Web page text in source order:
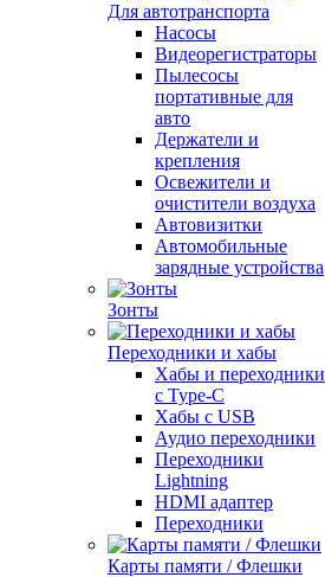
Для автотранспорта
Насосы
Видеорегистраторы
Пылесосы
портативные для
авто
Держатели и
крепления
Освежители и
очистители воздуха
Автовизитки
Автомобильные
зарядные устройства
Зонты
Переходники и хабы
Хабы и переходники
с Type-C
Хабы с USB
Аудио переходники
Переходники
Lightning
HDMI адаптер
Переходники
Карты памяти / Флешки